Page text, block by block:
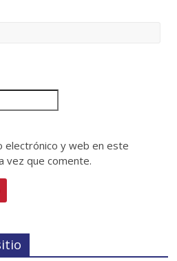
electrónico y web en este
vez que comente.